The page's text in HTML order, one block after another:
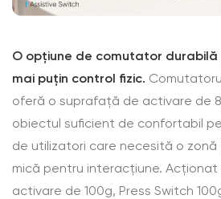
O opțiune de comutator durabilă
mai puțin control fizic.
oferă o suprafață de activare de
obiectul suficient de confortabil
de utilizatori care necesită o zonă
mică pentru interacțiune.
activare de 100g, Press Switch